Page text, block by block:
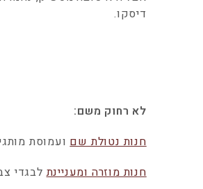
דיסקו.
לא רחוק משם:
חנות נטולת שםועמוסת
חנות מוזרה ומעניינתלבגדי